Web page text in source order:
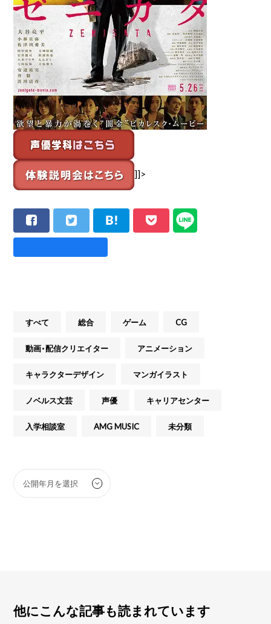
]]>
すべて 総合 ゲーム CG
動画・配信クリエイター アニメーション
キャラクターデザイン マンガイラスト
ノベルス文芸 声優 キャリアセンター
入学相談室 AMG MUSIC 未分類
他にこんな記事も読まれています